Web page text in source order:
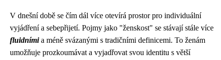
V dnešní době se čím dál více otevírá prostor pro individuální
vyjádření a sebepřijetí. Pojmy jako "ženskost" se stávají stále více
fluidnímia méně svázanými s tradičními definicemi. To ženám
umožňuje prozkoumávat a vyjadřovat svou identitu s větší